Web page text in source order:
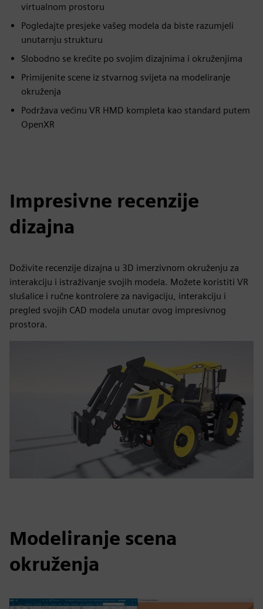
virtualnom prostoru
Pogledajte presjeke vašeg modela da biste razumjeli
unutarnju strukturu
Slobodno se krećite po svojim dizajnima i okruženjima
Primijenite scene iz stvarnog svijeta na modeliranje
okruženja
Podržava većinu VR HMD kompleta kao standard putem
OpenXR
Impresivne recenzije
dizajna
Doživite recenzije dizajna u 3D imerzivnom okruženju za
interakciju i istraživanje svojih modela. Možete koristiti VR
slušalice i ručne kontrolere za navigaciju, interakciju i
pregled svojih CAD modela unutar ovog impresivnog
prostora.
Modeliranje scena
okruženja